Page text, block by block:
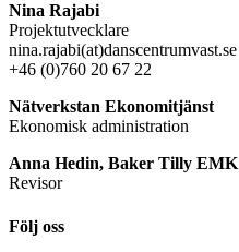
Nina Rajabi
Projektutvecklare
nina.rajabi(at)danscentrumvast.se
+46 (0)760 20 67 22
Nätverkstan Ekonomitjänst
Ekonomisk administration
Anna Hedin, Baker Tilly EMK
Revisor
Följ oss